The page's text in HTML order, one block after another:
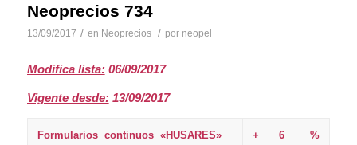
Neoprecios 734
13/09/2017 / en Neoprecios / por neopel
Modifica lista:06/09/2017
Vigente desde:13/09/2017
Formularios continuos «HUSARES»
+ 6 %